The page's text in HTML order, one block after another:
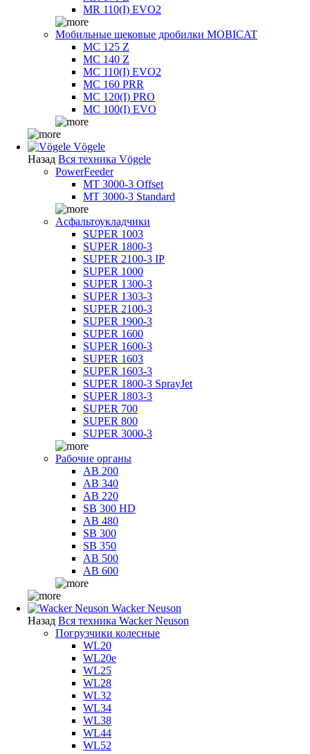
MR 110(I) EVO2
Мобильные щековые дробилки MOBICAT
MC 125 Z
MC 140 Z
MC 110(I) EVO2
MC 160 PRR
MC 120(I) PRO
MC 100(I) EVO
Vögele
Назад Вся техника Vögele
PowerFeeder
MT 3000-3 Offset
MT 3000-3 Standard
Асфальтоукладчики
SUPER 1003
SUPER 1800-3
SUPER 2100-3 IP
SUPER 1000
SUPER 1300-3
SUPER 1303-3
SUPER 2100-3
SUPER 1900-3
SUPER 1600
SUPER 1600-3
SUPER 1603
SUPER 1603-3
SUPER 1800-3 SprayJet
SUPER 1803-3
SUPER 700
SUPER 800
SUPER 3000-3
Рабочие органы
AB 200
AB 340
AB 220
SB 300 HD
AB 480
SB 300
SB 350
AB 500
AB 600
Wacker Neuson
Назад Вся техника Wacker Neuson
Погрузчики колесные
WL20
WL20e
WL25
WL28
WL32
WL34
WL38
WL44
WL52